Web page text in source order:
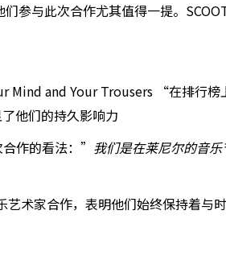
参与此次合作尤其值得一提。
Mind and Your Trousers “在排行榜
他们的持久影响力
作的看法：” 我们是在莱尼尔的音
术家合作，表明他们始终保持着与